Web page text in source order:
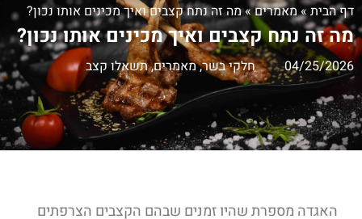
דף הבית»מאמרים»מה זה נתח קצבים ואיך מכינים אותו נכון?
מה זה נתח קצבים ואיך מכינים אותו נכון?
04/25/2026 חלקי בשר,מאמרים,תשאלו קצב
האגדה מספרת שהיו זמנים שבהם הקצבים הצרפתים